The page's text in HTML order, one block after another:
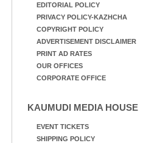
EDITORIAL POLICY
PRIVACY POLICY-KAZHCHA
COPYRIGHT POLICY
ADVERTISEMENT DISCLAIMER
PRINT AD RATES
OUR OFFICES
CORPORATE OFFICE
KAUMUDI MEDIA HOUSE
EVENT TICKETS
SHIPPING POLICY